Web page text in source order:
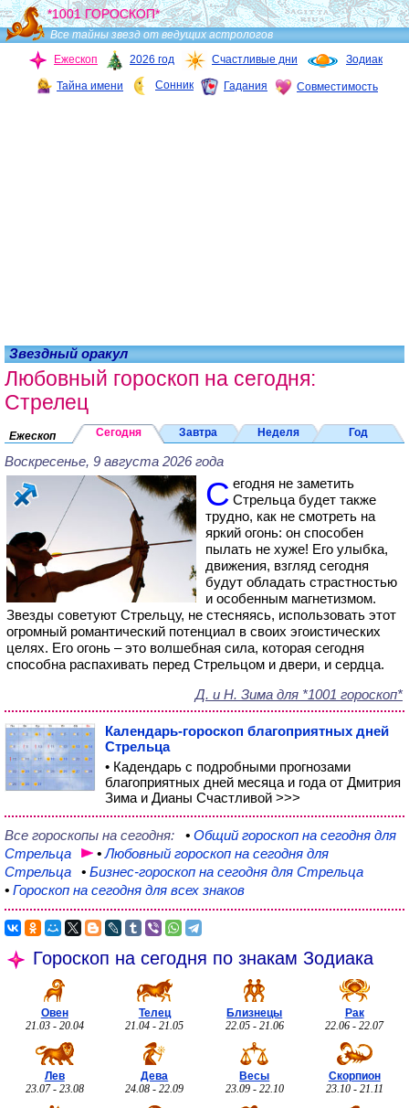
*1001 ГОРОСКОП*
Все тайны звезд от ведущих астрологов
Ежескоп
2026 год Счастливые дни Зодиак
Тайна имени Сонник Гадания Совместимость
Звездный оракул
Любовный гороскоп на сегодня:
Стрелец
Воскресенье, 9 августа 2026 года
Сегодня не заметить Стрельца будет также
трудно, как не смотреть на
яркий огонь: он способен
пылать не хуже! Его улыбка,
движения, взгляд сегодня
будут обладать страстностью
и особенным магнетизмом.
Звезды советуют Стрельцу, не стесняясь, использовать этот
огромный романтический потенциал в своих эгоистических
целях. Его огонь – это волшебная сила, которая сегодня
способна распахивать перед Стрельцом и двери, и сердца.
Д. и Н. Зима для *1001 гороскоп*
Календарь-гороскоп благоприятных дней
Стрельца
• Кадендарь с подробными прогнозами
благоприятных дней месяца и года от Дмитрия
Зима и Дианы Счастливой >>>
Все гороскопы на сегодня: • Общий гороскоп на сегодня для
Стрельца
•Любовный гороскоп на сегодня для
Стрельца
• Бизнес-гороскоп на сегодня для Стрельца
• Гороскоп на сегодня для всех знаков
Ежескоп Сегодня Завтра Неделя Год
Гороскоп на сегодня по знакам Зодиака
Овен
21.03 - 20.04
Телец
21.04 - 21.05
Близнецы
22.05 - 21.06
Рак
22.06 - 22.07
Лев
23.07 - 23.08
Дева
24.08 - 22.09
Весы
23.09 - 22.10
Скорпион
23.10 - 21.11